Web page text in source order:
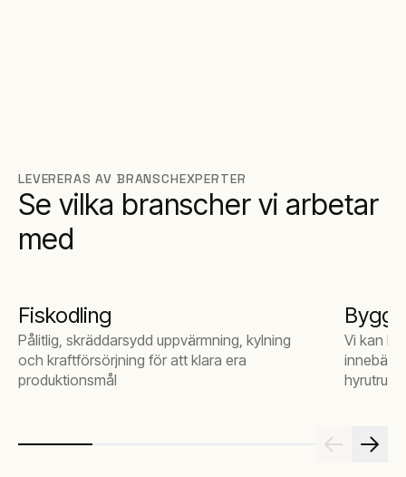
LEVERERAS AV BRANSCHEXPERTER
Se vilka branscher vi arbetar
med
Fiskodling
Pålitlig, skräddarsydd uppvärmning, kylning
och kraftförsörjning för att klara era
produktionsmål
Vi kan
innebär